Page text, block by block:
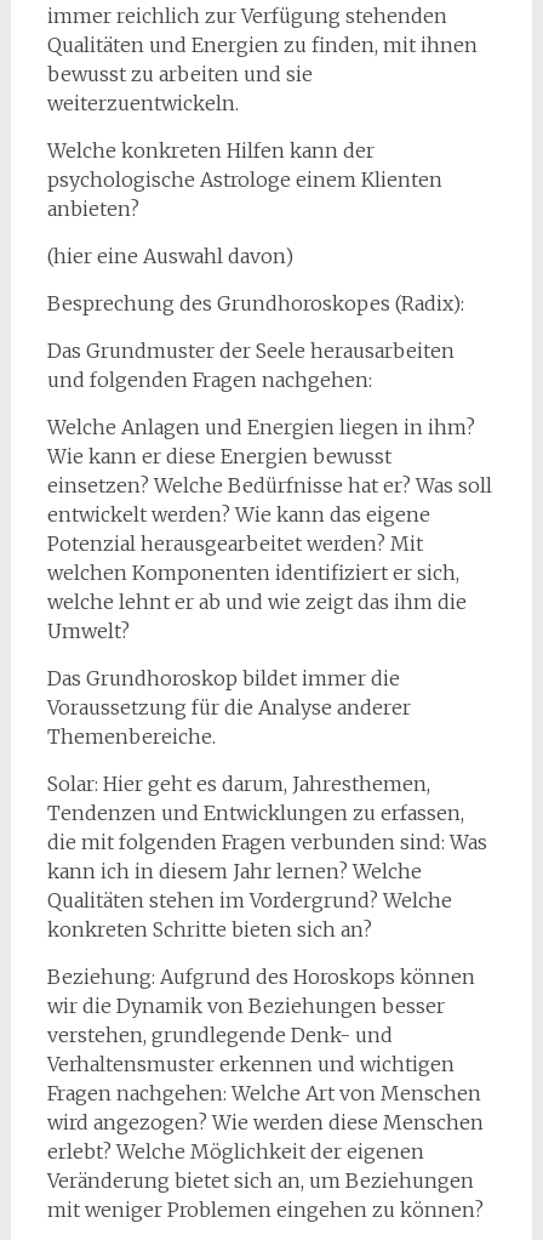
immer reichlich zur Verfügung stehenden
Qualitäten und Energien zu finden, mit ihnen
bewusst zu arbeiten und sie
weiterzuentwickeln.
Welche konkreten Hilfen kann der
psychologische Astrologe einem Klienten
anbieten?
(hier eine Auswahl davon)
Besprechung des Grundhoroskopes (Radix):
Das Grundmuster der Seele herausarbeiten
und folgenden Fragen nachgehen:
Welche Anlagen und Energien liegen in ihm?
Wie kann er diese Energien bewusst
einsetzen? Welche Bedürfnisse hat er? Was soll
entwickelt werden? Wie kann das eigene
Potenzial herausgearbeitet werden? Mit
welchen Komponenten identifiziert er sich,
welche lehnt er ab und wie zeigt das ihm die
Umwelt?
Das Grundhoroskop bildet immer die
Voraussetzung für die Analyse anderer
Themenbereiche.
Solar: Hier geht es darum, Jahresthemen,
Tendenzen und Entwicklungen zu erfassen,
die mit folgenden Fragen verbunden sind: Was
kann ich in diesem Jahr lernen? Welche
Qualitäten stehen im Vordergrund? Welche
konkreten Schritte bieten sich an?
Beziehung: Aufgrund des Horoskops können
wir die Dynamik von Beziehungen besser
verstehen, grundlegende Denk- und
Verhaltensmuster erkennen und wichtigen
Fragen nachgehen: Welche Art von Menschen
wird angezogen? Wie werden diese Menschen
erlebt? Welche Möglichkeit der eigenen
Veränderung bietet sich an, um Beziehungen
mit weniger Problemen eingehen zu können?